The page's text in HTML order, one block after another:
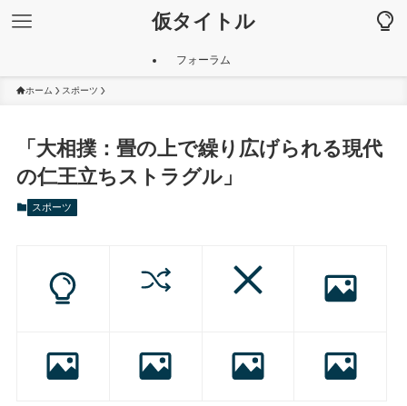
仮タイトル
フォーラム
ホーム スポーツ
「大相撲：畳の上で繰り広げられる現代
の仁王立ちストラグル」
スポーツ